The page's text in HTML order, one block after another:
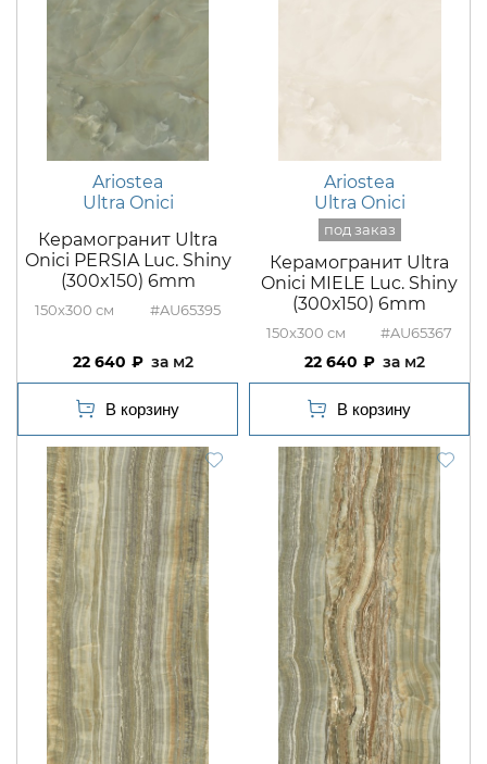
Ariostea
Ultra Onici
Керамогранит Ultra
Onici PERSIA Luc. Shiny
(300x150) 6mm
150x300 #AU65395
22 640 м2
Ariostea
Ultra Onici
Керамогранит Ultra
Onici MIELE Luc. Shiny
(300х150) 6mm
150x300 #AU65367
22 640 м2